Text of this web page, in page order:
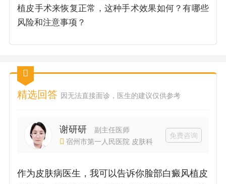
植皮手术来恢复正常，这种手术效果如何？有哪些
风险和注意事项？
精选回答 因无法直接面诊，医生的建议仅供参考
谢研研
副主任医师
宿州市第一人民医院 皮肤科
免费咨询
作为皮肤病医生，我可以告诉你脸部白癜风植皮